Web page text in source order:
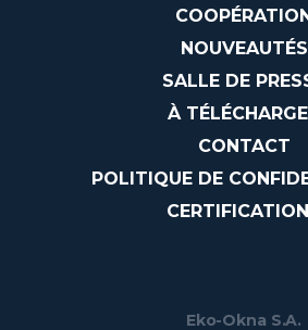
NOUVEAUTÉS
SALLE DE
À
CONTACT
POLITIQUE DE
Eko-Okna S.A.